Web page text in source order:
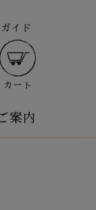
イド
カート
案内